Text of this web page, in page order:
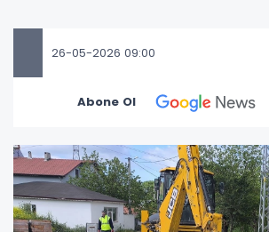
26-05-2026 09:00
Abone Ol